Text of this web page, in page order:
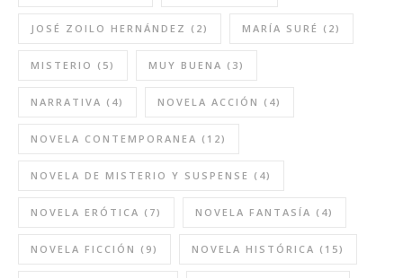
JOSÉ ZOILO HERNÁNDEZ (2) MARÍA SURÉ (2)
MISTERIO (5) MUY BUENA (3)
NARRATIVA (4) NOVELA ACCIÓN (4)
NOVELA CONTEMPORANEA (12)
NOVELA DE MISTERIO Y SUSPENSE (4)
NOVELA ERÓTICA (7) NOVELA FANTASÍA (4)
NOVELA FICCIÓN (9) NOVELA HISTÓRICA (15)